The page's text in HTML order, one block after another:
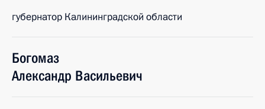
губернатор Калининградской области
Богомаз
Александр Васильевич